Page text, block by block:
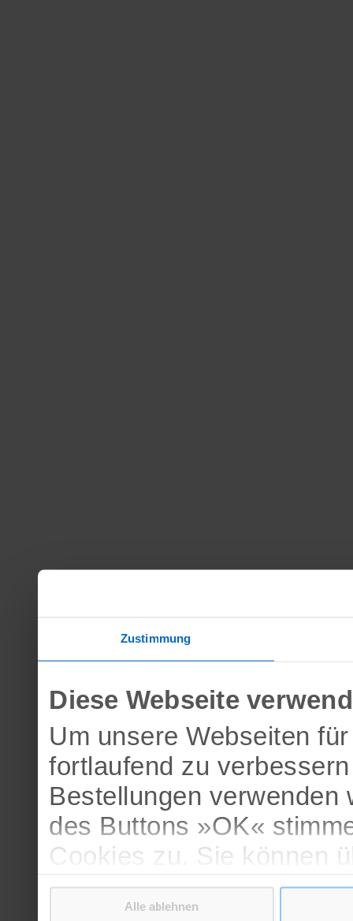
Zustimmung
Diese Webseite
Um unsere Webseiten
fortlaufend zu
Bestellungen
des Buttons »OK«
Cookies zu. Sie können
verschiedenen Cookies
Alle ablehnen